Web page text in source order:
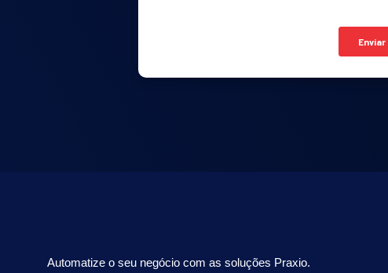
Automatize o seu negócio com as soluções Praxio.